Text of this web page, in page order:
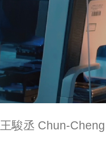
王駿丞 Chun-